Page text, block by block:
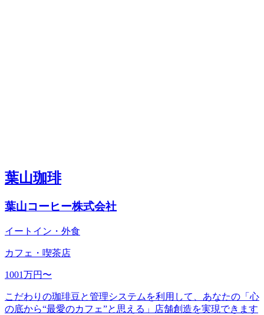
葉山珈琲
葉山コーヒー株式会社
イートイン・外食
カフェ・喫茶店
1001万円〜
こだわりの珈琲豆と管理システムを利用して、あなたの「心
の底から“最愛のカフェ”と思える」店舗創造を実現できます